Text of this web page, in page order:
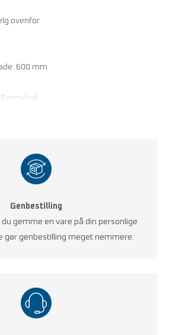
ovenfor
600 mm
mm/sek.
præcision
plant standardbord uden tilbehør.
Genbestilling
gemme en vare på din personlige
gør genbestilling meget nemmere.